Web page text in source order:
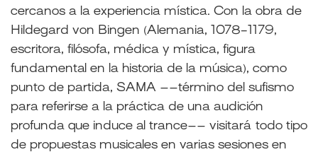
cercanos a la experiencia mística. Con la obra de
Hildegard von Bingen (Alemania, 1078-1179,
escritora, filósofa, médica y mística, figura
fundamental en la historia de la música), como
punto de partida, SAMA ––término del sufismo
para referirse a la práctica de una audición
profunda que induce al trance–– visitará todo tipo
de propuestas musicales en varias sesiones en